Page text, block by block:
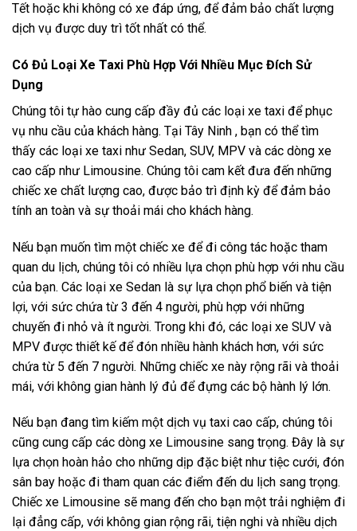
Tết hoặc khi không có xe đáp ứng, để đảm bảo chất lượng
dịch vụ được duy trì tốt nhất có thể.
Có Đủ Loại Xe Taxi Phù Hợp Với Nhiều Mục Đích Sử
Dụng
Chúng tôi tự hào cung cấp đầy đủ các loại xe taxi để phục
vụ nhu cầu của khách hàng. Tại Tây Ninh , bạn có thể tìm
thấy các loại xe taxi như Sedan, SUV, MPV và các dòng xe
cao cấp như Limousine. Chúng tôi cam kết đưa đến những
chiếc xe chất lượng cao, được bảo trì định kỳ để đảm bảo
tính an toàn và sự thoải mái cho khách hàng.
Nếu bạn muốn tìm một chiếc xe để đi công tác hoặc tham
quan du lịch, chúng tôi có nhiều lựa chọn phù hợp với nhu cầu
của bạn. Các loại xe Sedan là sự lựa chọn phổ biến và tiện
lợi, với sức chứa từ 3 đến 4 người, phù hợp với những
chuyến đi nhỏ và ít người. Trong khi đó, các loại xe SUV và
MPV được thiết kế để đón nhiều hành khách hơn, với sức
chứa từ 5 đến 7 người. Những chiếc xe này rộng rãi và thoải
mái, với không gian hành lý đủ để đựng các bộ hành lý lớn.
Nếu bạn đang tìm kiếm một dịch vụ taxi cao cấp, chúng tôi
cũng cung cấp các dòng xe Limousine sang trọng. Đây là sự
lựa chọn hoàn hảo cho những dịp đặc biệt như tiệc cưới, đón
sân bay hoặc đi tham quan các điểm đến du lịch sang trọng.
Chiếc xe Limousine sẽ mang đến cho bạn một trải nghiệm đi
lại đẳng cấp, với không gian rộng rãi, tiện nghi và nhiều dịch